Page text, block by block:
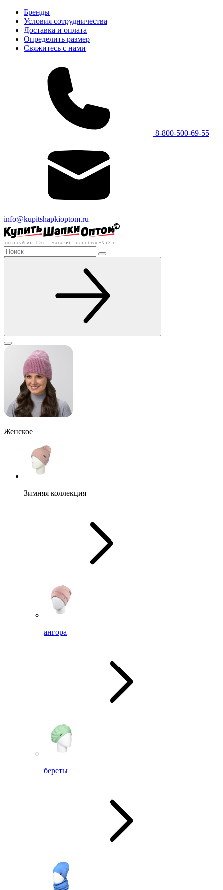
Бренды
Условия сотрудничества
Доставка и оплата
Определить размер
Свяжитесь с нами
8-800-500-69-55
info@kupitshapkioptom.ru
Женское
Зимняя коллекция
ангора
береты